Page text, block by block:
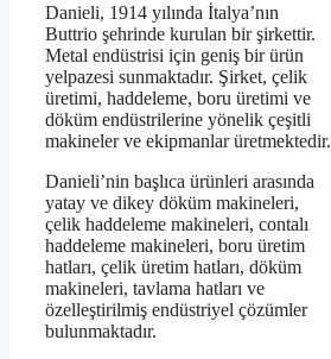
Danieli, 1914 yılında İtalya’nın
Buttrio şehrinde kurulan bir şirkettir.
Metal endüstrisi için geniş bir ürün
yelpazesi sunmaktadır. Şirket, çelik
üretimi, haddeleme, boru üretimi ve
döküm endüstrilerine yönelik çeşitli
makineler ve ekipmanlar üretmektedir.
Danieli’nin başlıca ürünleri arasında
yatay ve dikey döküm makineleri,
çelik haddeleme makineleri, contalı
haddeleme makineleri, boru üretim
hatları, çelik üretim hatları, döküm
makineleri, tavlama hatları ve
özelleştirilmiş endüstriyel çözümler
bulunmaktadır.